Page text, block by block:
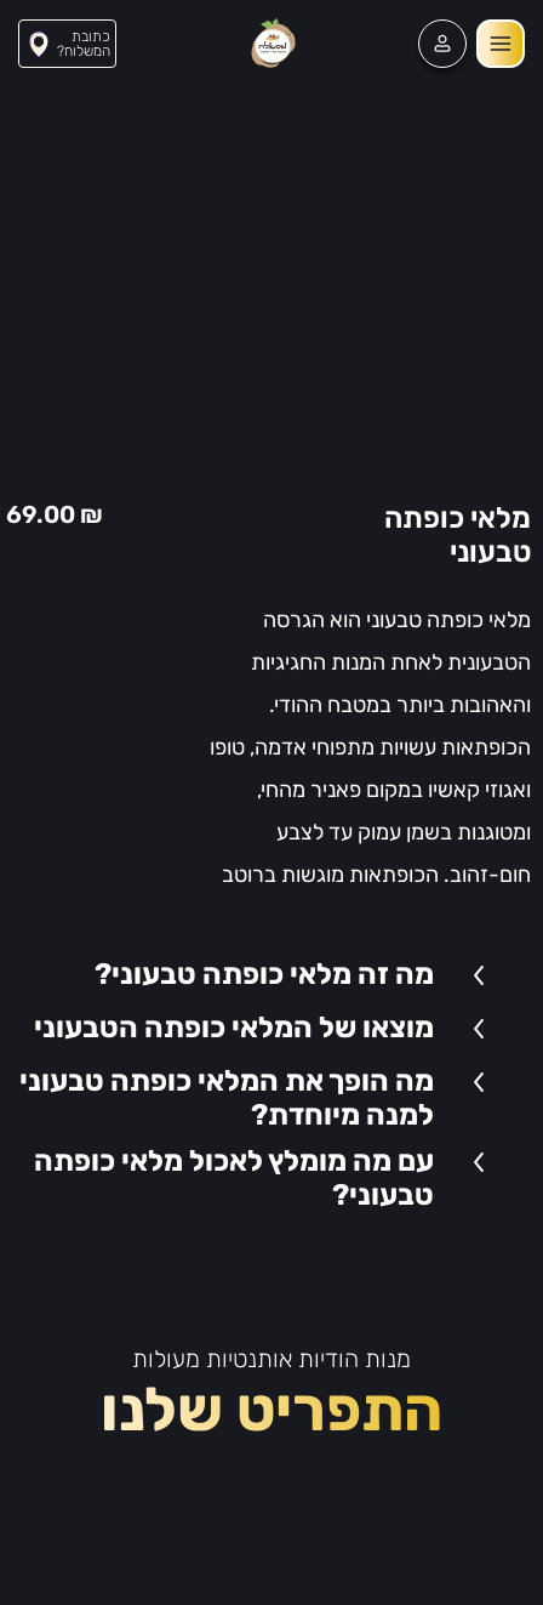
כתובת
?המשלוח
מלאי כופתה
טבעוני
מלאי כופתה טבעוני הוא הגרסה
הטבעונית לאחת המנות החגיגיות
והאהובות ביותר במטבח ההודי.
הכופתאות עשויות מתפוחי אדמה, טופו
ואגוזי קאשיו במקום פאניר מהחי,
ומטוגנות בשמן עמוק עד לצבע
חום-זהוב. הכופתאות מוגשות ברוטב
וקאשיו טחון שמעניק מרקם משי
מתובל בגראם מסאלה, כורכום וכמון,
ליצירת טעם עמוק ומורכב. מוגש לעתים
קרובות עם נאן, רוטי או אורז בסמטי
מאודה, מלאי כופתה טבעוני מוכיח
שאוכל הודי חגיגי ועשיר אפשרי גם בלי
69.00 ₪
מה זה מלאי כופתה טבעוני?
מוצאו של המלאי כופתה הטבעוני
מה הופך את המלאי כופתה טבעוני
למנה מיוחדת?
עם מה מומלץ לאכול מלאי כופתה
טבעוני?
מנות הודיות אותנטיות מעולות
התפריט שלנו